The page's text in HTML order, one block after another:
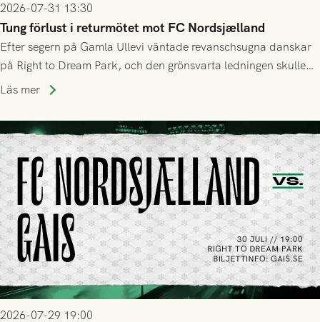
2026-07-31 13:30
Tung förlust i returmötet mot FC Nordsjælland
Efter segern på Gamla Ullevi väntade revanschsugna danskar
på Right to Dream Park, och den grönsvarta ledningen skulle
upphöra efter mindre än kvarten spelad. På lika mark visade
tennissiffror och det grönsvarta europaäventyret tog slut.
Läs mer
2026-07-29 19:00